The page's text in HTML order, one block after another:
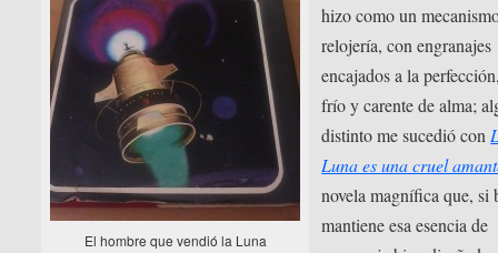
El hombre que vendió la Luna
hizo como un
relojería, con engranajes
encajados a la
frío y carente de alma;
distinto me sucedió con
Luna es una cruel
novela magnífica que, si
mantiene esa esencia de